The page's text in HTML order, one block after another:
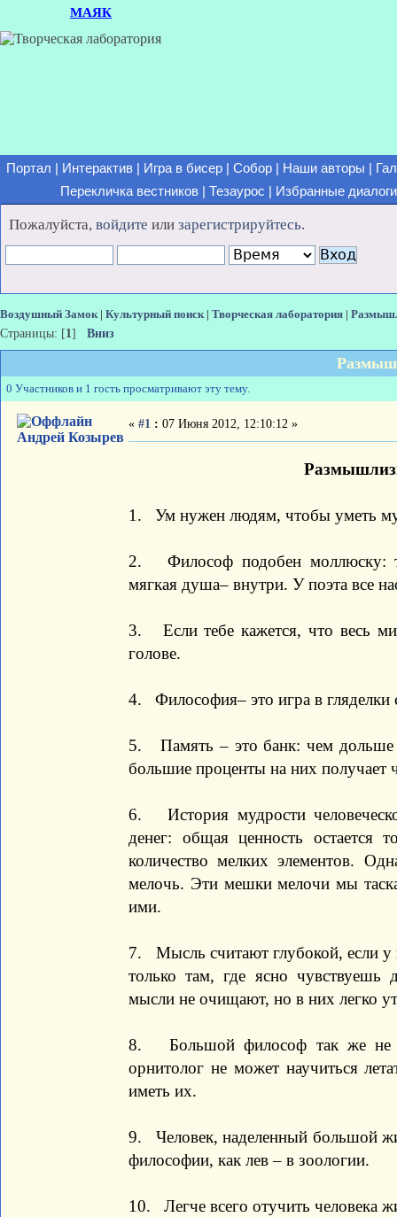
МАЯК
Портал Интерактив| Игра в бисер| Собор| Наши авторы
Перекличка вестников
Тезаурос Избранные диалоги
Пожалуйста, войдите или зарегистрируйтесь.
Воздушный Замок| Культурный поиск| Творческая лаборатория
Страницы: [1] Вниз
0 Участников и 1 гость просматривают эту тему.
Андрей Козырев
« #1 : 07 Июня 2012, 12:10:12 »
1. Ум нужен людям, чтобы уметь
2. Философ подобен моллюску:
мягкая душа– внутри. У поэта все
3. Если тебе кажется, что весь
голове.
4. Философия– это игра в гляделки
5. Память – это банк: чем дольше
большие проценты на них получает
6. История мудрости
денег: общая ценность
количество мелких элементов.
мелочь. Эти мешки мелочи мы
ими.
7. Мысль считают глубокой, если у
только там, где ясно чувствуешь
мысли не очищают, но в них легко
8. Большой философ так же не
орнитолог не может научиться
иметь их.
9. Человек, наделенный большой
философии, как лев – в зоологии.
10. Легче всего отучить человека